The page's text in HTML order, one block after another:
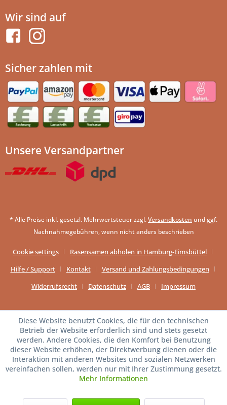
Wir sind auf
Sicher zahlen mit
Unsere Versandpartner
* Alle Preise inkl. gesetzl. Mehrwertsteuer zzgl.Versandkosten und ggf.
Nachnahmegebühren, wenn nicht anders beschrieben
Cookie settings
Rasensamen abholen in Hamburg-Eimsbüttel
Hilfe / Support
Kontakt
Versand und Zahlungsbedingungen
Widerrufsrecht
Datenschutz AGB Impressum
Diese Website benutzt Cookies, die für den technischen
Betrieb der Website erforderlich sind und stets gesetzt
werden. Andere Cookies, die den Komfort bei Benutzung
dieser Website erhöhen, der Direktwerbung dienen oder die
Interaktion mit anderen Websites und sozialen Netzwerken
vereinfachen sollen, werden nur mit Ihrer Zustimmung gesetzt.
Mehr Informationen